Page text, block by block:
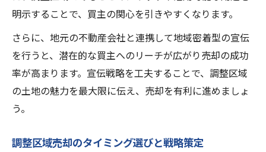
明示することで、買主の関心を引きやすくなります。
さらに、地元の不動産会社と連携して地域密着型の宣伝
を行うと、潜在的な買主へのリーチが広がり売却の成功
率が高まります。宣伝戦略を工夫することで、調整区域
の土地の魅力を最大限に伝え、売却を有利に進めましょ
う。
調整区域売却のタイミング選びと戦略策定